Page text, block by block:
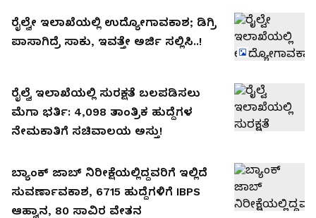
ರೈಲ್ವೇ ಇಲಾಖೆಯಲ್ಲಿ ಉದ್ಯೋಗಾವಕಾಶ; ಡಿಗ್ರಿ
ಪಾಸಾಗಿದ್ರೆ ಸಾಕು, ಇವತ್ತೇ ಅರ್ಜಿ ಸಲ್ಲಿಸಿ..!
ರೈಲ್ವೆ ಇಲಾಖೆಯಲ್ಲಿ ಸುರಕ್ಷತೆ ಬಲಪಡಿಸಲು
ಮೆಗಾ ಭರ್ತಿ: 4,098 ತಾಂತ್ರಿಕ ಹುದ್ದೆಗಳ
ನೇಮಕಾತಿಗೆ ಸಚಿವಾಲಯ ಅಸ್ತು!
ಬ್ಯಾಂಕ್ ಜಾಬ್ ನಿರೀಕ್ಷೆಯಲ್ಲಿದ್ದವರಿಗೆ ಇಲ್ಲಿದೆ
ಸುವರ್ಣಾವಕಾಶ, 6715 ಹುದ್ದೆಗಳಿಗೆ IBPS
ಆಹ್ವಾನ, 80 ಸಾವಿರ ವೇತನ